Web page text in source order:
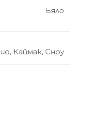
Бяло
, Каймак, Сноу